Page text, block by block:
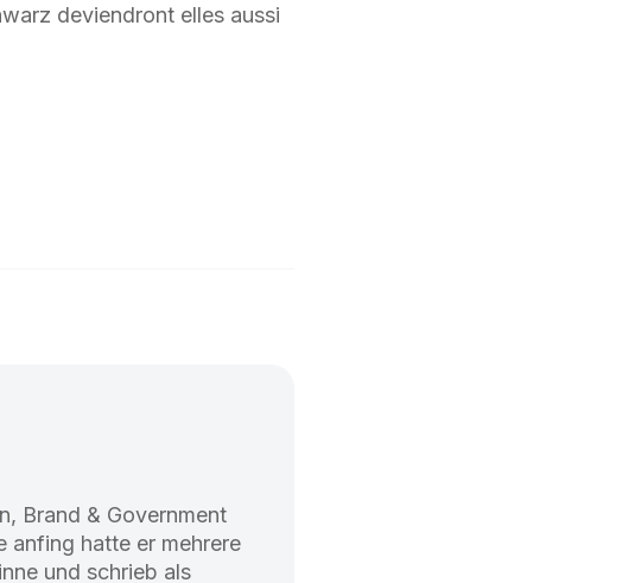
deviendront elles aussi
Brand & Government
anfing hatte er mehrere
und schrieb als